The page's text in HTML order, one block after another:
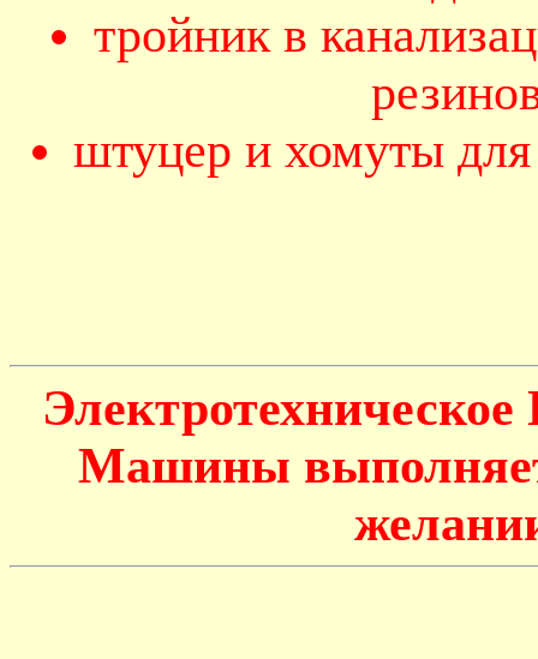
тройник в
штуцер и хомуты
Машины